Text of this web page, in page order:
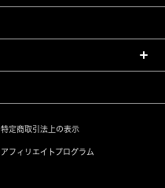
特定商取引法上の表示
アフィリエイトプログラム